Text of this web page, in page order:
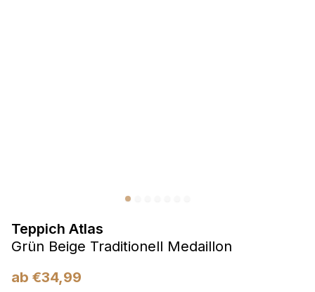
Teppich Atlas
Grün Beige Traditionell Medaillon
ab €34,99
Marketing
Marketing-Cookies werden verwendet, um Benutzer über
Websites hinweg zu verfolgen. Das Ziel ist es, Anzeigen
anzuzeigen, die für den einzelnen Benutzer relevant und